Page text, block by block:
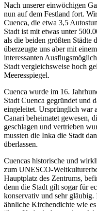
Nach unserer einwöchigen
nun auf dem Festland fort.
Cuenca, die etwa 3,5
Stadt ist mit etwas unter
als die beiden größten Städte
überzeugte uns aber mit
interessanten
Stadt vergleichsweise hoch
Meeresspiegel.
Cuenca wurde im 16.
Stadt Cuenca gegründet und
eingeleitet. Ursprünglich war
Canari beheimatet gewesen,
geschlagen und vertrieben
mussten die Inka die Stadt
überlassen.
Cuencas historische und
zum UNESCO-
Hauptplatz des Zentrums,
denn die Stadt gilt sogar für
konservativ und sehr
ähnliche Kirchendichte wie